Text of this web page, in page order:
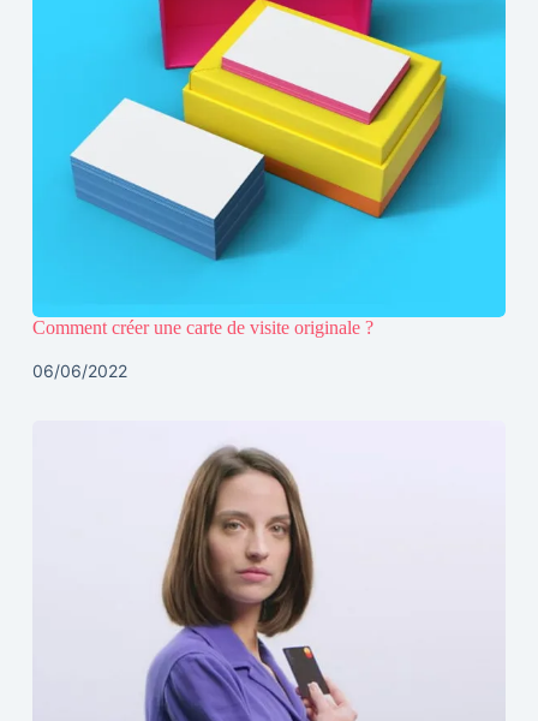
Comment créer une carte de visite originale ?
06/06/2022